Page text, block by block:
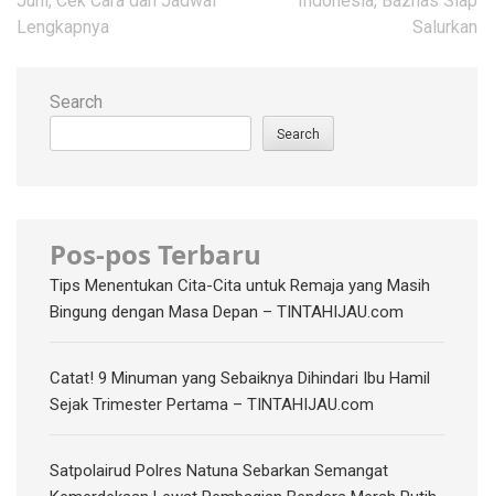
Lengkapnya
Salurkan
Search
Search
Pos-pos Terbaru
Tips Menentukan Cita-Cita untuk Remaja yang Masih
Bingung dengan Masa Depan – TINTAHIJAU.com
Catat! 9 Minuman yang Sebaiknya Dihindari Ibu Hamil
Sejak Trimester Pertama – TINTAHIJAU.com
Satpolairud Polres Natuna Sebarkan Semangat